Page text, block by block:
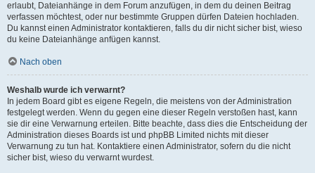
erlaubt, Dateianhänge in dem Forum anzufügen, in dem du deinen Beitrag
verfassen möchtest, oder nur bestimmte Gruppen dürfen Dateien hochladen.
Du kannst einen Administrator kontaktieren, falls du dir nicht sicher bist, wieso
du keine Dateianhänge anfügen kannst.
Nach oben
Weshalb wurde ich verwarnt?
In jedem Board gibt es eigene Regeln, die meistens von der Administration
festgelegt werden. Wenn du gegen eine dieser Regeln verstoßen hast, kann
sie dir eine Verwarnung erteilen. Bitte beachte, dass dies die Entscheidung der
Administration dieses Boards ist und phpBB Limited nichts mit dieser
Verwarnung zu tun hat. Kontaktiere einen Administrator, sofern du die nicht
sicher bist, wieso du verwarnt wurdest.